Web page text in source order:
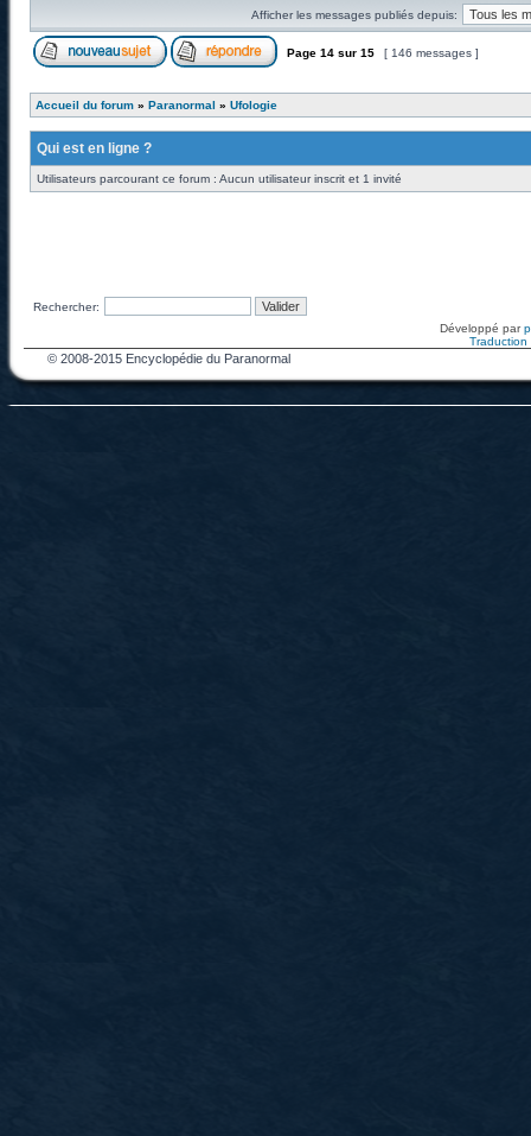
Afficher les messages publiés depuis:
Page 14 sur 15 [ 146 messages ]
Accueil du forum » Paranormal » Ufologie
Qui est en ligne ?
Utilisateurs parcourant ce forum : Aucun utilisateur inscrit et 1 invité
Rechercher:
Développé par
Traduction
© 2008-2015 Encyclopédie du Paranormal